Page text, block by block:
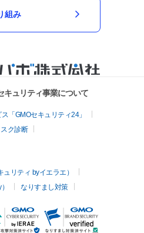
組み
キュリティ事業について
「GMOセキュリティ24」
ク診断
リティ byイエラエ）
なりすまし対策